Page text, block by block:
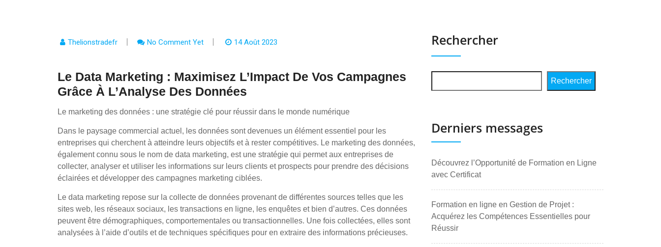
Thelionstradefr No Comment Yet 14 Août 2023
Le Data Marketing : Maximisez L’Impact De Vos Campagnes
Grâce À L’Analyse Des Données
Le marketing des données : une stratégie clé pour réussir dans le monde numérique
Dans le paysage commercial actuel, les données sont devenues un élément essentiel pour les
entreprises qui cherchent à atteindre leurs objectifs et à rester compétitives. Le marketing des données,
également connu sous le nom de data marketing, est une stratégie qui permet aux entreprises de
collecter, analyser et utiliser les informations sur leurs clients et prospects pour prendre des décisions
éclairées et développer des campagnes marketing ciblées.
Le data marketing repose sur la collecte de données provenant de différentes sources telles que les
sites web, les réseaux sociaux, les transactions en ligne, les enquêtes et bien d’autres. Ces données
peuvent être démographiques, comportementales ou transactionnelles. Une fois collectées, elles sont
analysées à l’aide d’outils et de techniques spécifiques pour en extraire des informations précieuses.
Rechercher
Rechercher
Derniers messages
Découvrez l’Opportunité de Formation en Ligne
avec Certificat
Formation en ligne en Gestion de Projet :
Acquérez les Compétences Essentielles pour
Réussir